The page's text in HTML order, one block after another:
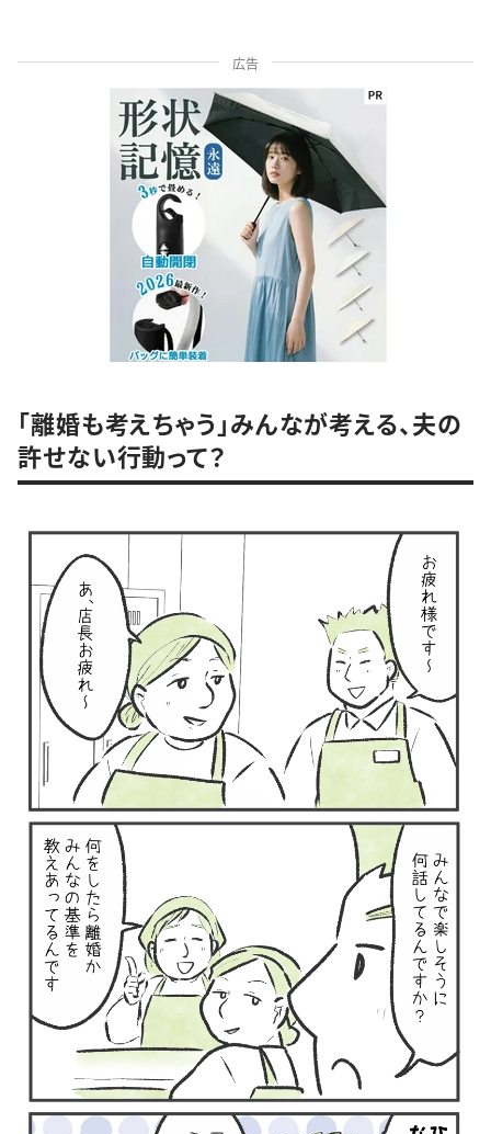
広告
「離婚も考えちゃう」みんなが考える、夫の
許せない行動って？